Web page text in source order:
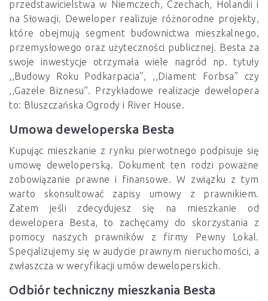
przedstawicielstwa w Niemczech, Czechach, Holandii i
na Słowacji. Deweloper realizuje różnorodne projekty,
które obejmują segment budownictwa mieszkalnego,
przemysłowego oraz użyteczności publicznej. Besta za
swoje inwestycje otrzymała wiele nagród np. tytuły
,,Budowy Roku Podkarpacia”, ,,Diament Forbsa” czy
,,Gazele Biznesu”. Przykładowe realizacje dewelopera
to: Bluszczańska Ogrody i River House.
Umowa deweloperska Besta
Kupując mieszkanie z rynku pierwotnego podpisuje się
umowę deweloperską. Dokument ten rodzi poważne
zobowiązanie prawne i finansowe. W związku z tym
warto skonsultować zapisy umowy z prawnikiem.
Zatem jeśli zdecydujesz się na mieszkanie od
dewelopera Besta, to zachęcamy do skorzystania z
pomocy naszych prawników z firmy Pewny Lokal.
Specjalizujemy się w audycie prawnym nieruchomości, a
zwłaszcza w weryfikacji umów deweloperskich.
Odbiór techniczny mieszkania Besta